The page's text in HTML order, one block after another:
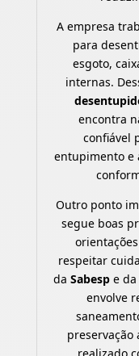
A empresa
para
esgoto,
internas.
encontra
confiável
entupimento e
Outro ponto
segue boas
respeitar
daSabesp e
envolve
preservação